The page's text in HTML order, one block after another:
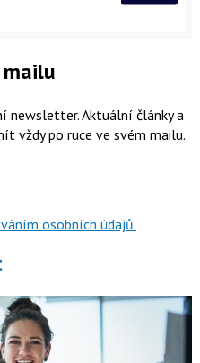
mailu
newsletter. Aktuální články a
vždy po ruce ve svém mailu.
osobních údajů.